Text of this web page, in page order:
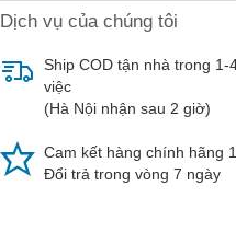
Dịch vụ của chúng tôi
Ship COD tận nhà trong 1-
việc
(Hà Nội nhận sau 2 giờ)
Cam kết hàng chính hãng
Đổi trả trong vòng 7 ngày